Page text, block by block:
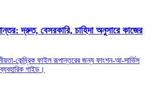
দ্রুত, বেসরকারি, চাহিদা অনুসারে কাজের
ফাইল রূপান্তরের জন্য ফাংশন‑আ‑সার্ভিস
গাইড।